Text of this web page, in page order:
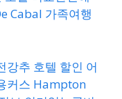
Cabal 가족여행
강추 호텔 할인 어
커스 Hampton